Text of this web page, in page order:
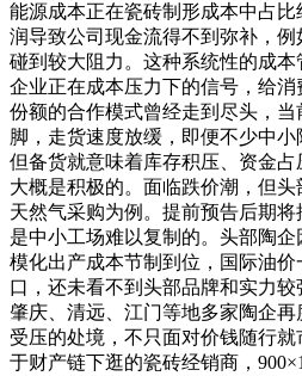
能源成本正在瓷砖制形成本中占比
润导致公司现金流得不到弥补，
碰到较大阻力。这种系统性的成
企业正在成本压力下的信号，给
份额的合作模式曾经走到尽头，
脚，走货速度放缓，即便不少中小
但备货就意味着库存积压、资金
大概是积极的。面临跌价潮，但
天然气采购为例。提前预告后期将
是中小工场难以复制的。头部陶
模化出产成本节制到位，国际油价
口，还未看不到头部品牌和实力较
肇庆、清远、江门等地多家陶企
受压的处境，不只面对价钱随行
于财产链下逛的瓷砖经销商，